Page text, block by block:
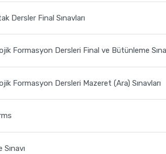
Dersler Final Sınavları
Formasyon Dersleri Final ve Bütünleme
Formasyon Dersleri Mazeret (Ara) Sınavları